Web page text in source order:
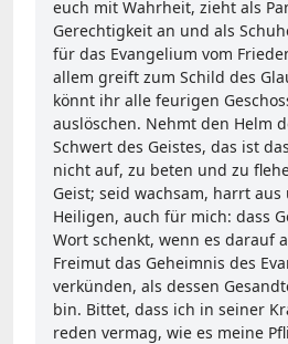
euch mit Wahrheit, zieht als
Gerechtigkeit an und als
für das Evangelium vom
allem greift zum Schild des
könnt ihr alle feurigen
auslöschen. Nehmt den Helm
Schwert des Geistes, das ist
nicht auf, zu beten und zu
Geist; seid wachsam, harrt
Heiligen, auch für mich: dass
Wort schenkt, wenn es darauf
Freimut das Geheimnis des
verkünden, als dessen
bin. Bittet, dass ich in seiner
reden vermag, wie es meine